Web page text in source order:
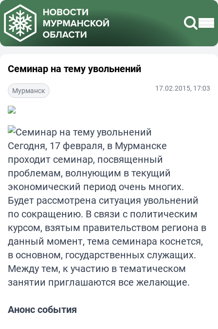
Семинар на тему увольнений
Мурманск 17.02.2015, 17:03
Сегодня, 17 февраля, в Мурманске
проходит семинар, посвященный
проблемам, волнующим в текущий
экономический период очень многих.
Будет рассмотрена ситуация увольнений
по сокращению. В связи с политическим
курсом, взятым правительством региона в
данный момент, тема семинара коснется,
в основном, государственных служащих.
Между тем, к участию в тематическом
занятии приглашаются все желающие.
Анонс события